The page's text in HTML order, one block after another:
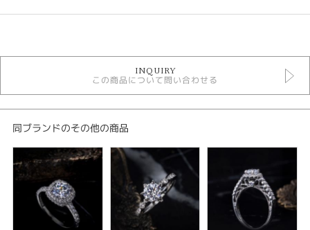
セットリング
エクトゥーロ セットリング
デザイン
テイスト
セットリング ゴージャス
INQUIRY
この商品について問い合わせる
同ブランドのその他の商品